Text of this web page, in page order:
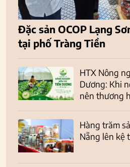
Đặc sản OCOP Lạng
tại phố Tràng Tiền
HTX Nông
Dương: Khi
nên thương
Hàng trăm
Nẵng lên kệ